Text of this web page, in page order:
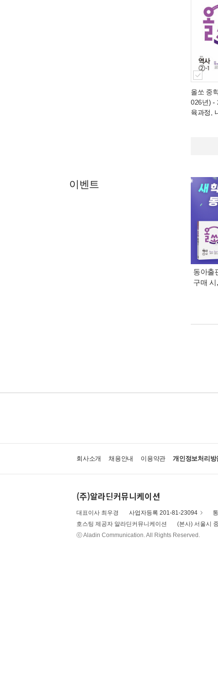
올쏘 중
026년) -
육과정,
이벤트
동아출
구매
회사소개 채용안내 이용약관 개인정보처리방
(주)알라딘커뮤니케이션
대표이사 최우경 사업자등록 201-81-23094
호스팅 제공자 알라딘커뮤니케이션
(본사) 서울시
ⓒ Aladin Communication. All Rights Reserved.